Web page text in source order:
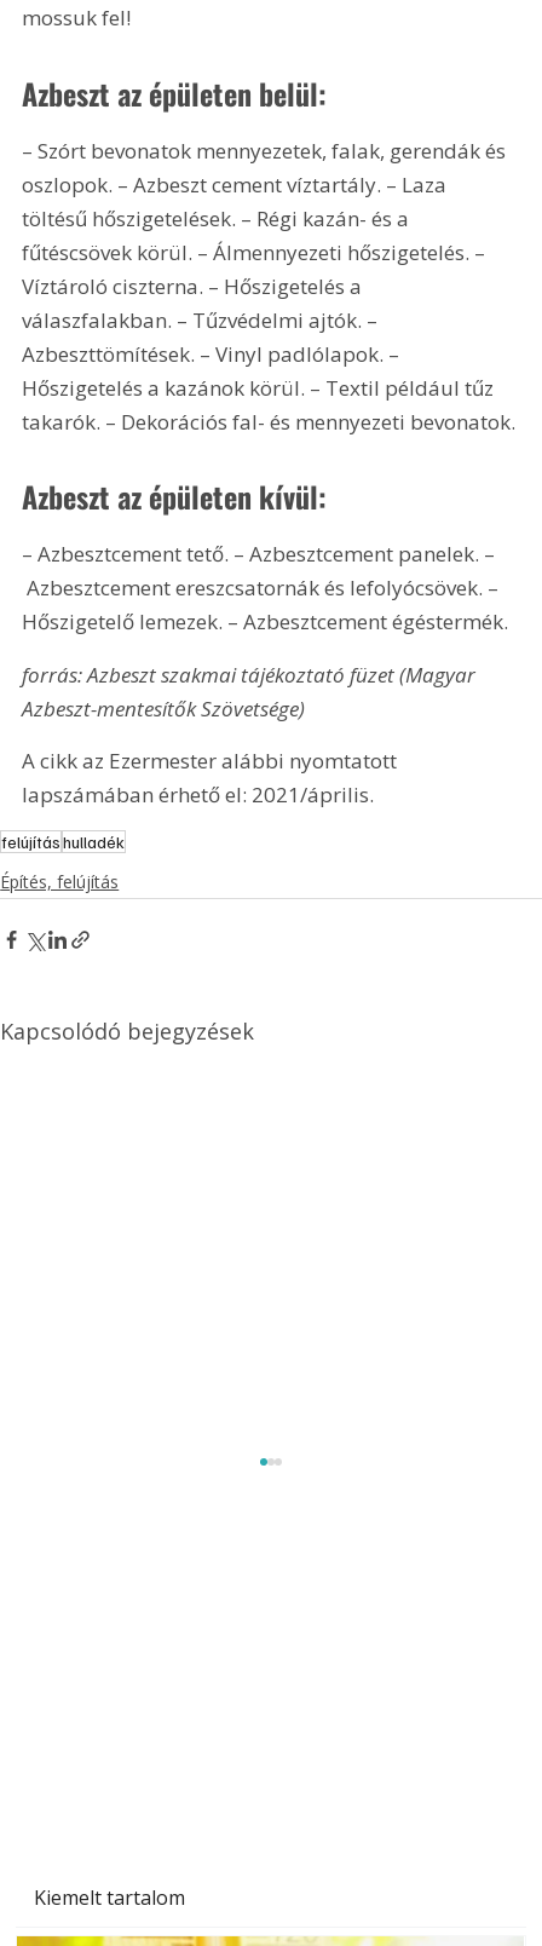
Kiemelt tartalom
mossuk fel!
Azbeszt az épületen belül:
– Szórt bevonatok mennyezetek, falak, gerendák és
oszlopok. – Azbeszt cement víztartály. – Laza
töltésű hőszigetelések. – Régi kazán- és a
fűtéscsövek körül. – Álmennyezeti hőszigetelés. –
Víztároló ciszterna. – Hőszigetelés a
válaszfalakban. – Tűzvédelmi ajtók. –
Azbeszttömítések. – Vinyl padlólapok. –
Hőszigetelés a kazánok körül. – Textil például tűz
takarók. – Dekorációs fal- és mennyezeti bevonatok.
Azbeszt az épületen kívül:
– Azbesztcement tető. – Azbesztcement panelek. –
Azbesztcement ereszcsatornák és lefolyócsövek. –
Hőszigetelő lemezek. – Azbesztcement égéstermék.
forrás: Azbeszt szakmai tájékoztató füzet (Magyar
Azbeszt-mentesítők Szövetsége)
A cikk az Ezermester alábbi nyomtatott
lapszámában érhető el: 2021/április.
felújításhulladék
Építés, felújítás
Kapcsolódó bejegyzések